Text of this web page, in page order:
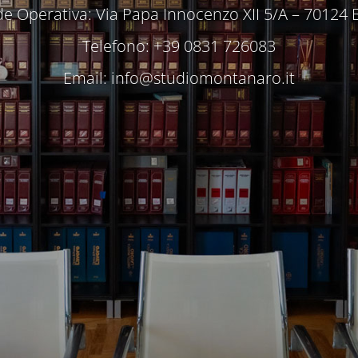
Operativa: Via Papa Innocenzo XII 5/A – 70124
Telefono: +39 0831 726083
Email:info@studiomontanaro.it